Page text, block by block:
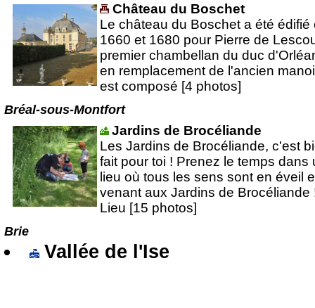
Château du Boschet
Le château du Boschet a été édifié
1660 et 1680 pour Pierre de
premier chambellan du duc
en remplacement de l'ancien
est composé [4 photos]
Bréal-sous-Montfort
Jardins de Brocéliande
Les Jardins de Brocéliande, c'est
fait pour toi ! Prenez le temps dans
lieu où tous les sens sont en éveil
venant aux Jardins de Brocéliande
Lieu [15 photos]
Brie
Vallée de l'Ise